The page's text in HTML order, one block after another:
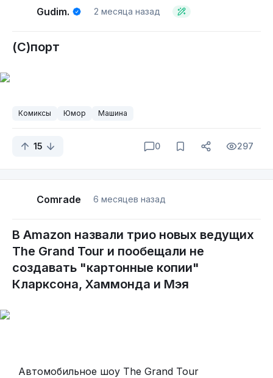
Gudim. 2 месяца назад
(С)порт
Комиксы Юмор Машина
15 0 297
Comrade 6 месяцев назад
В Amazon назвали трио новых ведущих
The Grand Tour и пообещали не
создавать "картонные копии"
Кларксона, Хаммонда и Мэя
Автомобильное шоу The Grand Tour